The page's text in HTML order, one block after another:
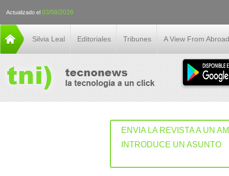
Actualizado el 03/08/2026
Silvia Leal Editoriales Tribunes A View From Abroad
ENVIA LA REVISTA A UN
INTRODUCE UN ASUNTO